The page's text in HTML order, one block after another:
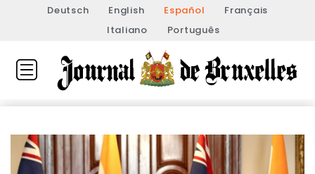
Deutsch English Español
Français
Italiano
Português